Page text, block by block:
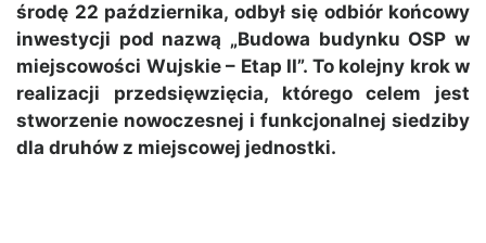
środę 22 października, odbył się odbiór końcowy
inwestycji pod nazwą „Budowa budynku OSP w
miejscowości Wujskie – Etap II”. To kolejny krok w
realizacji przedsięwzięcia, którego celem jest
stworzenie nowoczesnej i funkcjonalnej siedziby
dla druhów z miejscowej jednostki.